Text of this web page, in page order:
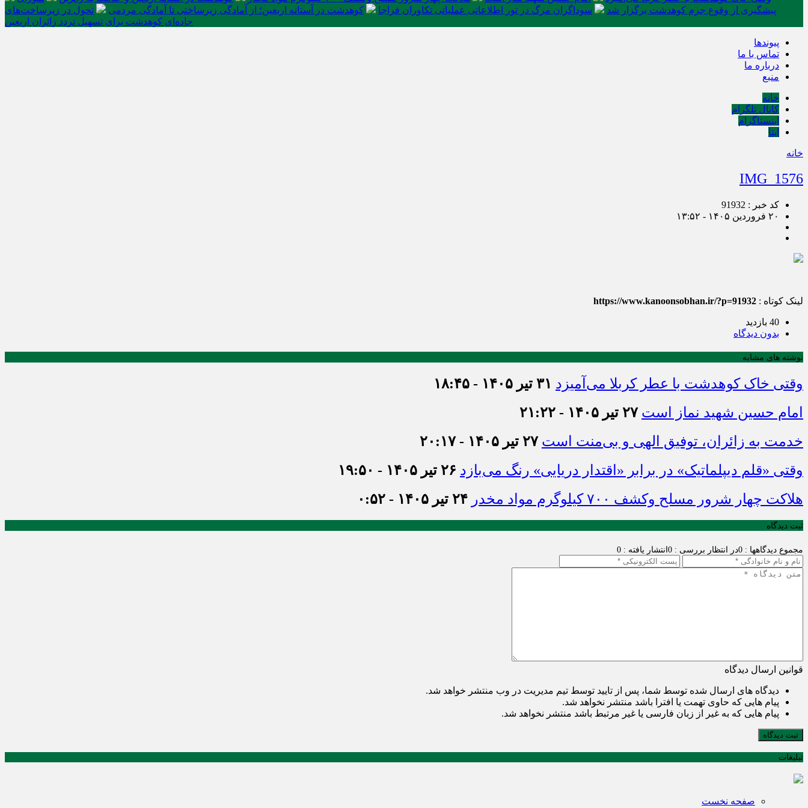
پیشگیری از وقوع جرم کوهدشت برگزار شد
سوداگران مرگ در تور اطلاعاتی عملیاتی تکاوران فراجا کوهدشت در آستانه اربعین؛ از آمادگی زیرساختی تا آمادگی مردمی
تحول در زیرساخت‌های
جاده‌ای کوهدشت برای تسهیل تردد زائران اربعین
پیوندها
تماس با ما
درباره ما
منبع
خانه
کانال تلگرام
اینستاگرام
ایتا
خانه
IMG_1576
کد خبر : 91932
۲۰ فروردین ۱۴۰۵ - ۱۳:۵۲
لینک کوتاه : https://www.kanoonsobhan.ir/?p=91932
40 بازدید
بدون دیدگاه
نوشته های مشابه
وقتی خاک کوهدشت با عطر کربلا می‌آمیزد ۳۱ تیر ۱۴۰۵ - ۱۸:۴۵
امام حسین شهید نماز است ۲۷ تیر ۱۴۰۵ - ۲۱:۲۲
خدمت به زائران، توفیق الهی و بی‌منت است ۲۷ تیر ۱۴۰۵ - ۲۰:۱۷
وقتی «قلم دیپلماتیک» در برابر «اقتدار دریایی» رنگ می‌بازد ۲۶ تیر ۱۴۰۵ - ۱۹:۵۰
هلاکت چهار شرور مسلح وکشف ۷۰۰ کیلوگرم مواد مخدر
۲۴ تیر ۱۴۰۵ - ۰:۵۲
ثبت دیدگاه
مجموع دیدگاهها : 0 در انتظار بررسی : 0 انتشار یافته : 0
قوانین ارسال دیدگاه
دیدگاه های ارسال شده توسط شما، پس از تایید توسط تیم مدیریت در وب منتشر خواهد شد.
پیام هایی که حاوی تهمت یا افترا باشد منتشر نخواهد شد.
پیام هایی که به غیر از زبان فارسی یا غیر مرتبط باشد منتشر نخواهد شد.
ثبت دیدگاه
تبلیغات
صفحه نخست